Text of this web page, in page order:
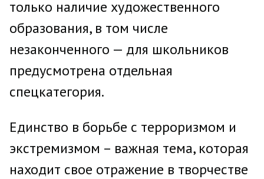
только наличие художественного
образования, в том числе
незаконченного — для школьников
предусмотрена отдельная
спецкатегория.
Единство в борьбе с терроризмом и
экстремизмом – важная тема, которая
находит свое отражение в творчестве